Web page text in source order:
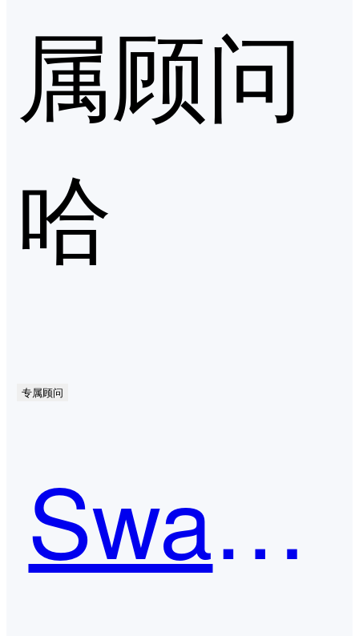
属顾问
哈
专属顾问
Swagger UI